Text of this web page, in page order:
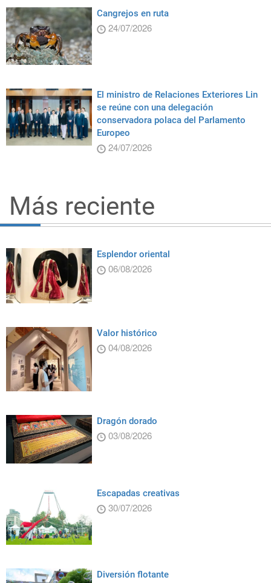
Cangrejos en ruta
24/07/2026
El ministro de Relaciones Exteriores Lin
se reúne con una delegación
conservadora polaca del Parlamento
Europeo
24/07/2026
Más reciente
Esplendor oriental
06/08/2026
Valor histórico
04/08/2026
Dragón dorado
03/08/2026
Escapadas creativas
30/07/2026
Diversión flotante